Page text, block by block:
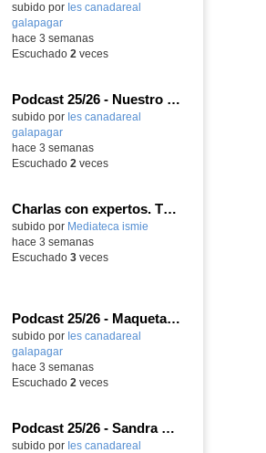
subido por Ies canadareal
galapagar-
hace 3 semanas
Escuchado 2 veces
Podcast 25/26 - Nuestro huerto escolar
subido por Ies canadareal
galapagar-
hace 3 semanas
Escuchado 2 veces
Charlas con expertos. T1, E5. David-Li Ilundáin Reviriego
subido por Mediateca ismie
hace 3 semanas
Escuchado 3veces
Podcast 25/26 - Maquetas sobre el feudalismo
subido por Ies canadareal
galapagar-
hace 3 semanas
Escuchado 2 veces
Podcast 25/26 - Sandra Gómez, campeona de Enduro
subido por Ies canadareal